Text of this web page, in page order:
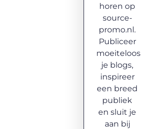
horen op
source-
promo.nl.
Publiceer
moeiteloos
je blogs,
inspireer
een breed
publiek
en sluit je
aan bij